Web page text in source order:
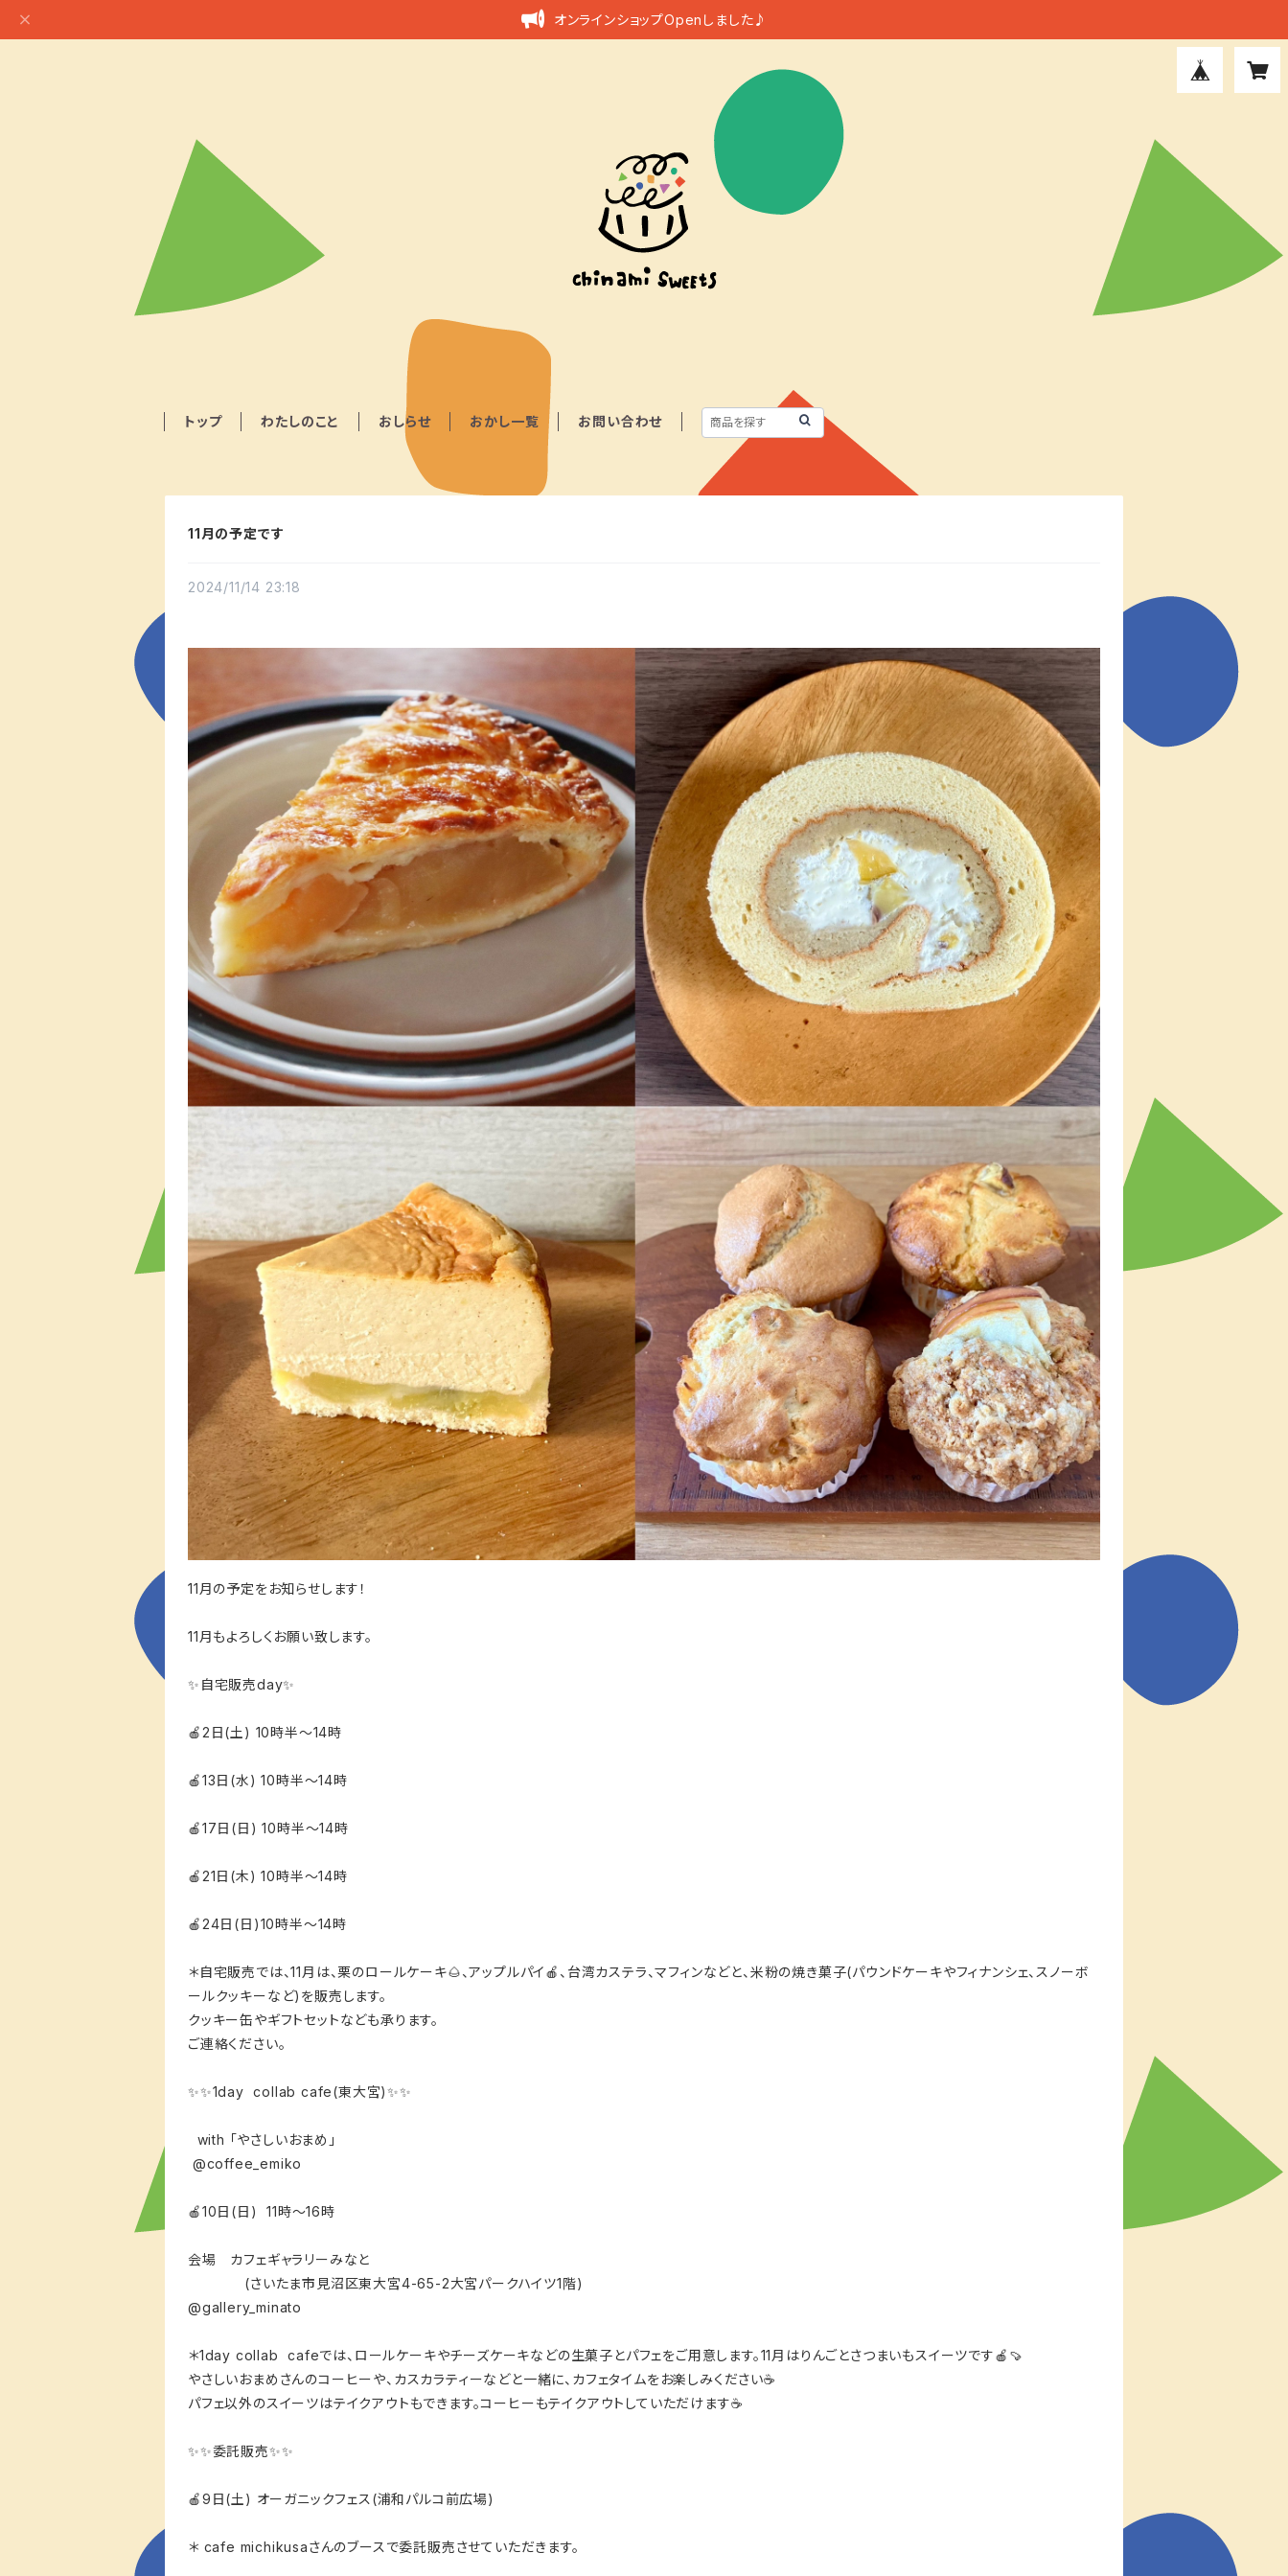
オンラインショップOpenしました♪
トップ わたしのこと おしらせ おかし一覧 お問い合わせ
11月の予定です
2024/11/14 23:18
11月の予定をお知らせします！
11月もよろしくお願い致します。
✨自宅販売day✨
🍎2日(土) 10時半〜14時
🍎13日(水) 10時半〜14時
🍎17日(日) 10時半〜14時
🍎21日(木) 10時半〜14時
🍎24日(日)10時半〜14時
＊自宅販売では、11月は、栗のロールケーキ🌰、アップルパイ🍎、台湾カステラ、マフィンなどと、米粉の焼き菓子(パウンドケーキやフィナンシェ、スノーボ
ールクッキーなど)を販売します。
クッキー缶やギフトセットなども承ります。
ご連絡ください。
✨✨1day collab cafe(東大宮)✨✨
with 「やさしいおまめ」
@coffee_emiko
🍎10日(日) 11時〜16時
会場 カフェギャラリーみなと
(さいたま市見沼区東大宮4-65-2大宮パークハイツ1階)
@gallery_minato
＊1day collab cafeでは、ロールケーキやチーズケーキなどの生菓子とパフェをご用意します。11月はりんごとさつまいもスイーツです🍎🍠
やさしいおまめさんのコーヒーや、カスカラティーなどと一緒に、カフェタイムをお楽しみください☕️
パフェ以外のスイーツはテイクアウトもできます。コーヒーもテイクアウトしていただけます☕️
✨✨委託販売✨✨
🍎9日(土) オーガニックフェス(浦和パルコ前広場)
＊ cafe michikusaさんのブースで委託販売させていただきます。